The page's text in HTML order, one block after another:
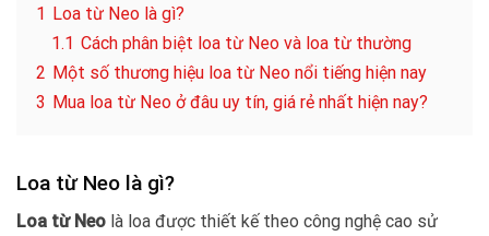
1 Loa từ Neo là gì?
1.1 Cách phân biệt loa từ Neo và loa từ thường
2 Một số thương hiệu loa từ Neo nổi tiếng hiện nay
3 Mua loa từ Neo ở đâu uy tín, giá rẻ nhất hiện nay?
Loa từ Neo là gì?
Loa từ Neo là loa được thiết kế theo công nghệ cao sử